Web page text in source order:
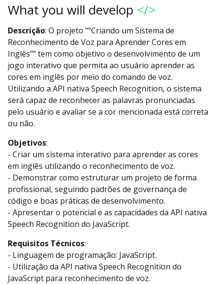
What you will develop </>
Descrição: O projeto ""Criando um Sistema de
Reconhecimento de Voz para Aprender Cores em
Inglês"" tem como objetivo o desenvolvimento de um
jogo interativo que permita ao usuário aprender as
cores em inglês por meio do comando de voz.
Utilizando a API nativa Speech Recognition, o sistema
será capaz de reconhecer as palavras pronunciadas
pelo usuário e avaliar se a cor mencionada está correta
ou não.
Objetivos:
- Criar um sistema interativo para aprender as cores
em inglês utilizando o reconhecimento de voz.
- Demonstrar como estruturar um projeto de forma
profissional, seguindo padrões de governança de
código e boas práticas de desenvolvimento.
- Apresentar o potencial e as capacidades da API nativa
Speech Recognition do JavaScript.
Requisitos Técnicos:
- Linguagem de programação: JavaScript.
- Utilização da API nativa Speech Recognition do
JavaScript para reconhecimento de voz.